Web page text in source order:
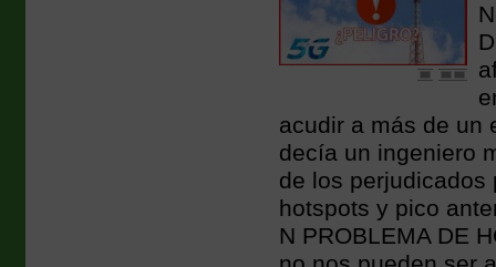
acudir a más de un
decía un ingeniero
de los
hotspots y pico
N PROBLEMA DE